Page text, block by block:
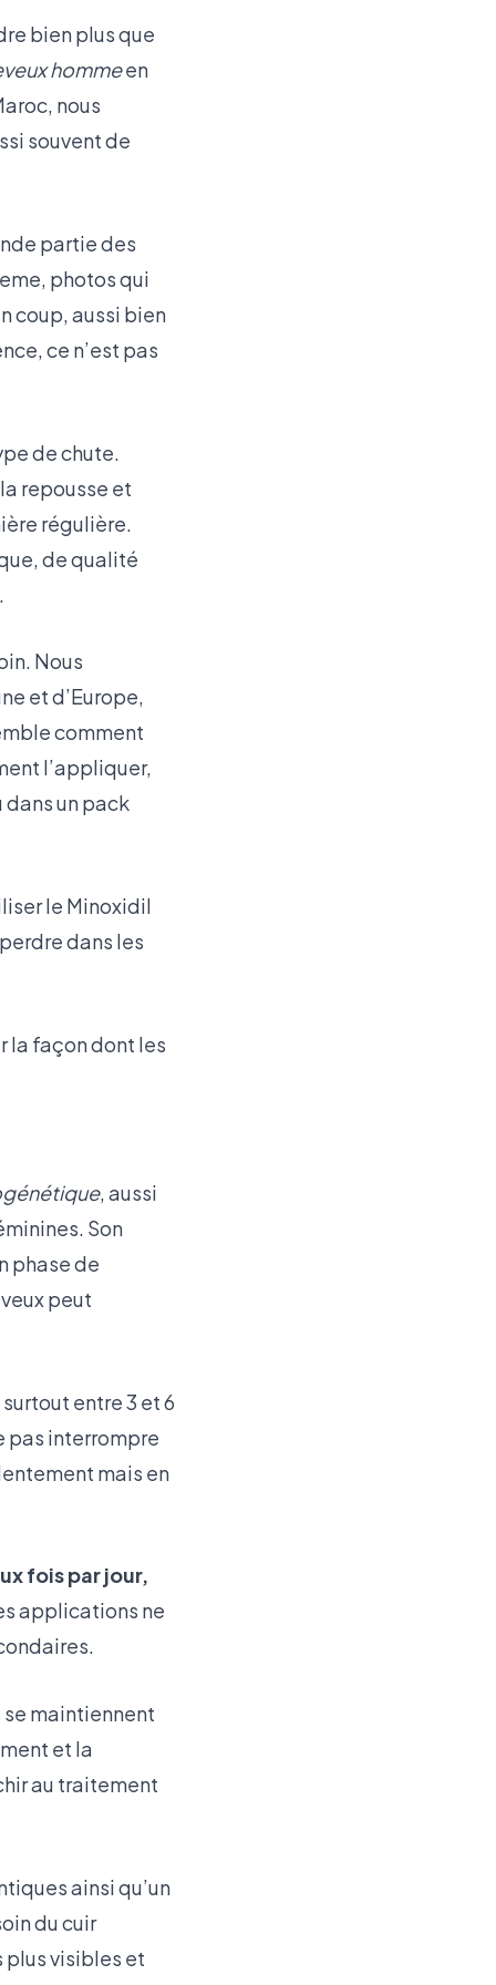
bien plus que
hommeen
nous
souvent de
partie des
photos qui
coup, aussi bien
ce n’est pas
de chute.
repousse et
régulière.
de qualité
Nous
et d’Europe,
comment
l’appliquer,
un pack
le Minoxidil
dans les
la façon dont les
, aussi
Son
phase de
peut
entre 3 et 6
pas interrompre
mais en
fois par jour,
applications ne
maintiennent
et la
au traitement
ainsi qu’un
du cuir
visibles et